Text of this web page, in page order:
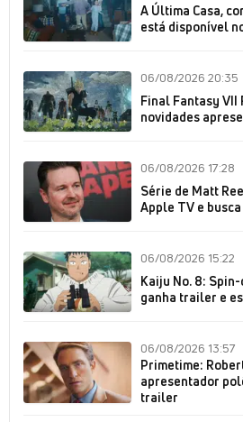
A Última Casa,
está disponível
06/08/2026 20:35
Final Fantasy
novidades
06/08/2026 17:28
Série de Matt
Apple TV e
06/08/2026 15:22
Kaiju No. 8:
ganha trailer e
06/08/2026 13:57
Primetime:
apresentador
trailer